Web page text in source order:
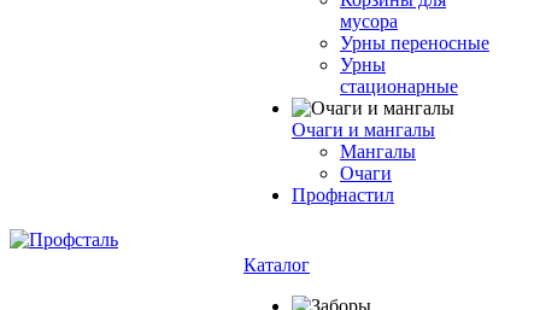
мусора
Урны переносные
Урны
стационарные
Очаги и мангалы
Мангалы
Очаги
Профнастил
Каталог